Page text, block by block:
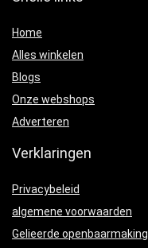
Home
Alles winkelen
Blogs
Onze webshops
Adverteren
Verklaringen
Privacybeleid
algemene voorwaarden
Gelieerde openbaarmaking